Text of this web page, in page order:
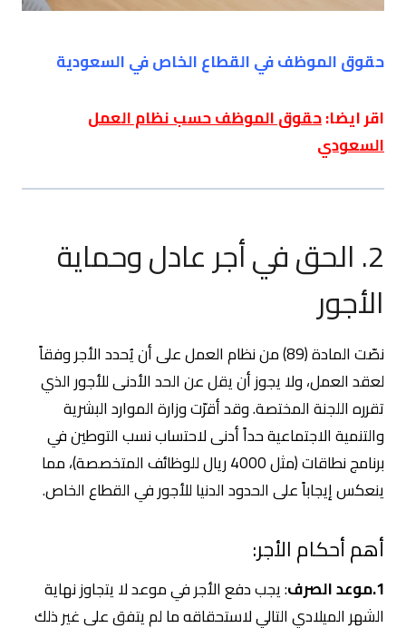
حقوق الموظف في القطاع الخاص في السعودية
اقر ايضا:حقوق الموظف حسب نظام العمل
السعودي
2. الحق في أجر عادل وحماية
الأجور
نصّت المادة (89) من نظام العمل على أن يُحدد الأجر وفقاً
لعقد العمل، ولا يجوز أن يقل عن الحد الأدنى للأجور الذي
تقرره اللجنة المختصة. وقد أقرّت وزارة الموارد البشرية
والتنمية الاجتماعية حداً أدنى لاحتساب نسب التوطين في
برنامج نطاقات (مثل 4000 ريال للوظائف المتخصصة)، مما
ينعكس إيجاباً على الحدود الدنيا للأجور في القطاع الخاص.
أهم أحكام الأجر:
1.موعد الصرف
: يجب دفع الأجر في موعد لا يتجاوز نهاية
الشهر الميلادي التالي لاستحقاقه ما لم يتفق على غير ذلك